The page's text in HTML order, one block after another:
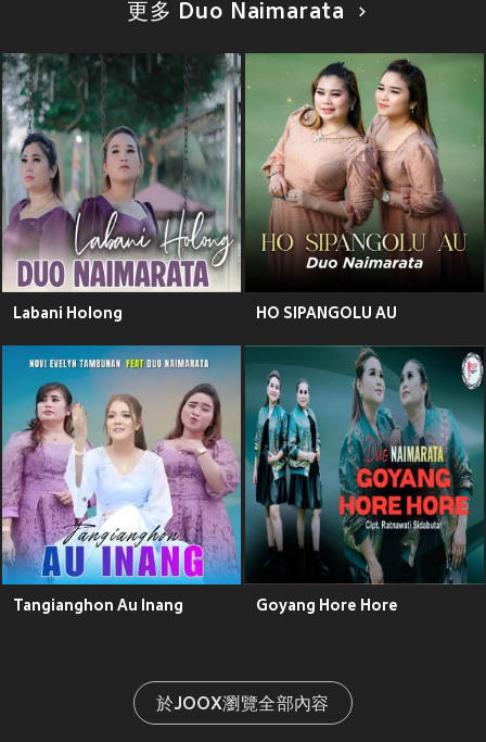
更多 Duo Naimarata
Labani Holong HO SIPANGOLU AU
Tangianghon Au Inang Goyang Hore Hore
於JOOX瀏覽全部內容